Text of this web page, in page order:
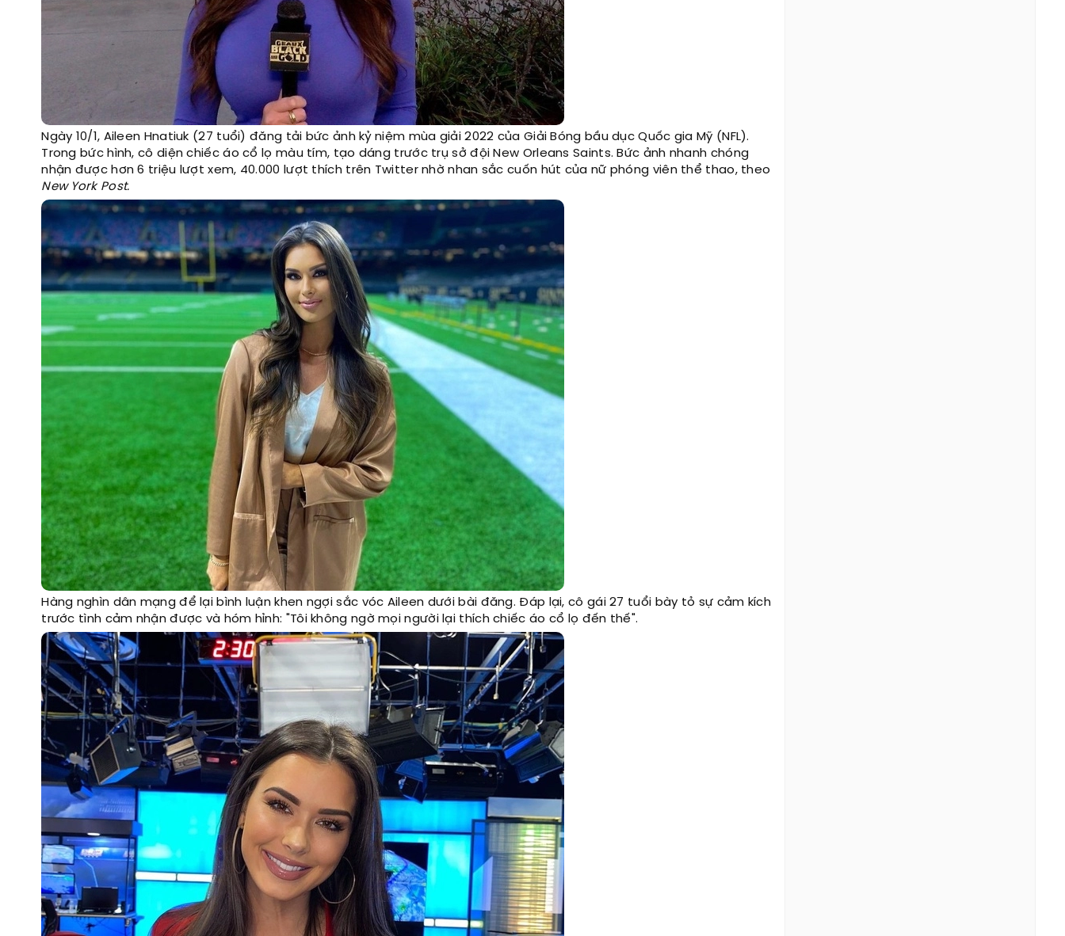
Ngày 10/1, Aileen Hnatiuk (27 tuổi) đăng tải bức ảnh kỷ niệm mùa giải 2022 của Giải Bóng bầu dục Quốc gia Mỹ (NFL).
Trong bức hình, cô diện chiếc áo cổ lọ màu tím, tạo dáng trước trụ sở đội New Orleans Saints. Bức ảnh nhanh chóng
nhận được hơn 6 triệu lượt xem, 40.000 lượt thích trên Twitter nhờ nhan sắc cuốn hút của nữ phóng viên thể thao, theo
New York Post.
Hàng nghìn dân mạng để lại bình luận khen ngợi sắc vóc Aileen dưới bài đăng. Đáp lại, cô gái 27 tuổi bày tỏ sự cảm kích
trước tình cảm nhận được và hóm hỉnh: "Tôi không ngờ mọi người lại thích chiếc áo cổ lọ đến thế".